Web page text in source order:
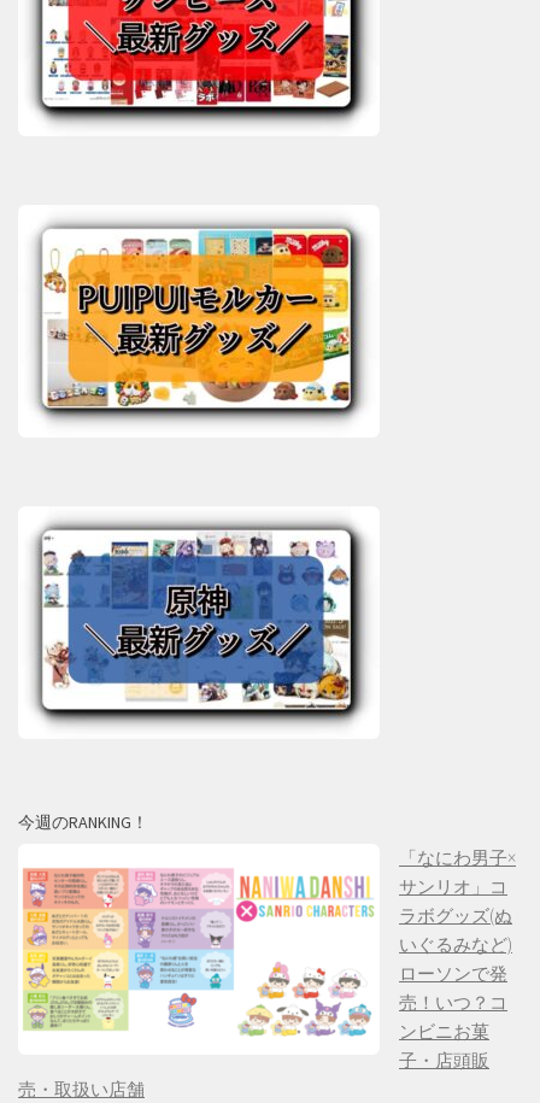
今週のRANKING！
「なにわ男子×
サンリオ」コ
ラボグッズ(ぬ
いぐるみなど)
ローソンで発
売！いつ？コ
ンビニお菓
子・店頭販
売・取扱い店舗